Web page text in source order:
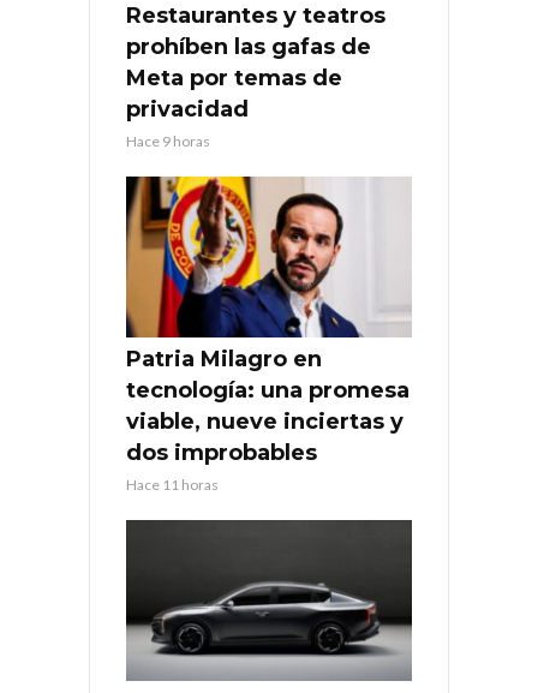
Restaurantes y teatros
prohíben las gafas de
Meta por temas de
privacidad
Hace 9 horas
Patria Milagro en
tecnología: una promesa
viable, nueve inciertas y
dos improbables
Hace 11 horas